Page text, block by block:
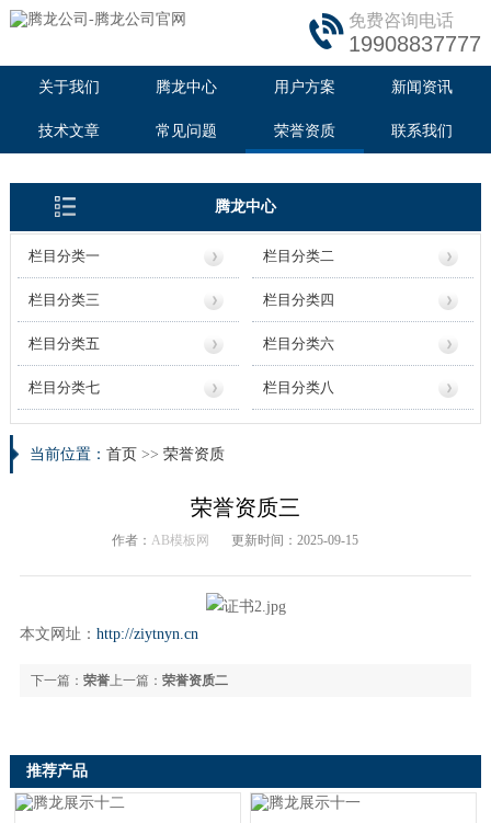
免费咨询电话
19908837777
关于我们 腾龙中心 用户方案 新闻资讯
技术文章 常见问题 荣誉资质 联系我们
腾龙中心
栏目分类一 栏目分类二
栏目分类三 栏目分类四
栏目分类五 栏目分类六
栏目分类七 栏目分类八
当前位置： 首页 >> 荣誉资质
荣誉资质三
作者： AB模板网 更新时间：2025-09-15
本文网址： http://ziytnyn.cn
上一篇：荣誉资质二
下一篇： 荣誉
推荐产品